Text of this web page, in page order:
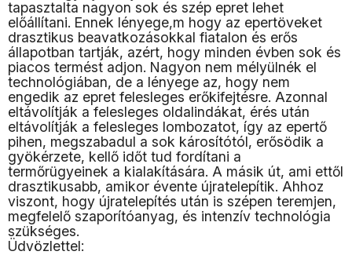
tapasztalta nagyon sok és szép epret lehet
előállítani. Ennek lényege,m hogy az epertöveket
drasztikus beavatkozásokkal fiatalon és erős
állapotban tartják, azért, hogy minden évben sok és
piacos termést adjon. Nagyon nem mélyülnék el
technológiában, de a lényege az, hogy nem
engedik az epret felesleges erőkifejtésre. Azonnal
eltávolítják a felesleges oldalindákat, érés után
eltávolítják a felesleges lombozatot, így az epertő
pihen, megszabadul a sok károsítótól, erősödik a
gyökérzete, kellő időt tud fordítani a
termőrügyeinek a kialakítására. A másik út, ami ettől
drasztikusabb, amikor évente újratelepítik. Ahhoz
viszont, hogy újratelepítés után is szépen teremjen,
megfelelő szaporítóanyag, és intenzív technológia
szükséges.
Üdvözlettel: